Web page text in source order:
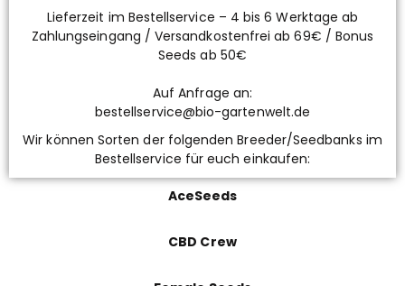
Lieferzeit im Bestellservice – 4 bis 6 Werktage ab
Zahlungseingang / Versandkostenfrei ab 69€ / Bonus
Seeds ab 50€
Auf Anfrage an:
bestellservice@bio-gartenwelt.de
Wir können Sorten der folgenden Breeder/Seedbanks im
Bestellservice für euch einkaufen:
AceSeeds
CBD Crew